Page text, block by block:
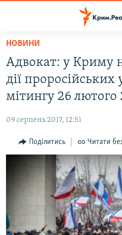
Перейти
основного
матеріалу
Перейти
до
основної
навігації
Перейти
до
ВОДА.КРИМ
ВІДЕО ТА ФОТО
БЛОГИ
ПОГЛЯД
ІНТЕРВ'Ю
ВСЕ ЗА ДЕНЬ
СПЕЦПРОЕКТИ
ВІДЕОУРОКИ «ELIFBE»
ЯК ОБІЙТИ БЛОКУВАННЯ
НОВИНИ
Адвокат: у Криму
дії проросійських
мітингу 26 лютого
09 серпень 2017, 12:51
Поділитись Читати